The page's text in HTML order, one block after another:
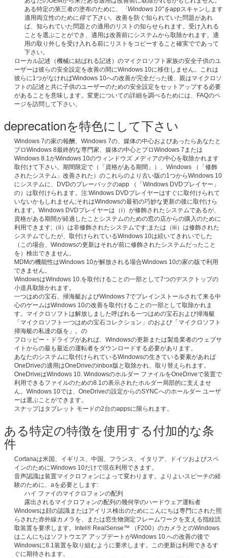
ある特定の第三者の塗布のために、
「Windows 10"をappスキャンします
適用両立性のために得て下さい。改善を防ぐ知られていた問題があれ
ば、知られていた問題との適用のリストの知らせられます。受け入れる
ことを選ぶことができ、適用は改善前にシステムから取除かれます。適
用の取り外しを受け入れる前にリストをコピーすること確実でであって
下さい。
ローカル記述（機械に結ばれる記述）のマイクロソフト家族の安全子供のユ
ーザーは彼らの安全設定を改善の間にWindows 10に移住しません。これは
彼らに1つがなければWindows 10への改善が完全だった後、親はマイクロソ
フトの記述と共に子供のユーザーのための安全設定をセットアップする必要
があることを意味します。変更についての詳細を調べるためには、FAQのペ
ージを訪問して下さい。
deprecationを特色にして下さい
Windows 7の家の報酬、Windows 7の、媒体の中心およびあったらあなたと
プロWindows 8最終的な専門家、媒体の中心とプロWindows 7または
Windows 8.1がWindows 10のウィンドウズ メディアの中心を取除かれます
取付けて下さい。期間限定で（「資格がある期間」）、Windows （「修飾
されたシステム」改善された）のこれらのより古い版の1つからWindows 10
にシステムに、DVDのプレーバックのapp （「Windows DVDプレイヤー」
の）は取付けられます。注:Windows DVDプレイヤーはすぐに取付けられて
いないかもしれません;それはWindowsの最初の巧妙な更新の後に取付けら
れます。Windows DVDプレイヤーは（i）が修飾されたシステムであるが、
資格がある期間が経過したことシステムのための窓の店からの購入のために
利用できます;（ii）は非修飾されたシステムです;または（iii）は修飾された
システムでしたが、取付けられているWindows 10は続いてきれいでした
（この場合、Windowsの更新はそれが前に修飾されたシステムだったこと
を）検出できません。
MDMの機能性はWindows 10が解放される場合Windows 10の家の版で利用
できません。
WindowsはWindows 10.を取付けることの一部として7つのデスクトップの
小道具取除かれます。
一つはめの宝石、掃海艇およびWindows 7でプレインストールされて来る中
心のゲームはWindows 10の改善を取付けることの一部として取除かれま
す。マイクロソフトは解放しました呼ばれる一つはめの宝石および掃海艇
「マイクロソフト一つはめの宝石コレクション」のおよび「マイクロソフト
掃海艇の私達の版を」。の
フロッピー・ドライブがあれば、Windowsの更新または製造業者のウェブサ
イトからの最も最近の運転者をダウンロードする必要があります。
あなたのシステムに取付けられているWindowsの生きている要素があれば
OneDriveの適用はOneDriveのinbox版と取除かれ、取り替えられます。
OneDriveはWindows 10. Windowsのホルダー ファイルをOneDriveで装置で
利用できるファイルのための8.1の表示されたホルダー局部的に支えませ
ん。Windows 10では、OneDriveの設定からのSYNCへのホールダー ユーザ
ーは選ぶことができます。
スナップはタブレット モードの2台のappsに限られます。
ある特定の特徴を使用する付加的な条
件
Cortanaは米国、イギリス、中国、フランス、イタリア、ドイツおよびスペ
インのためにWindows 10だけで現在利用できます。
音声認識は装置マイクロフォンによって変わります。よりよいスピーチの経
験のために、aを必要とします:
ハイ ファイのマイクロフォンの配列
露出されるマイクロフォンの配列の幾何学のハードウェア運転者
Windowsは顔の認識またはアイリス検出のためにこんにちは専門にされた照
らされた赤外線カメラを、または窓生物測定フレームワークを支える指紋読
取装置を要求します。Intel® RealSense™ （F200）のカメラとのWindows
はこんにちはソフトウエア アップデートがWindows 10.への改善の後で
Windowsに8.1装置を取り組むように要求します。この更新は利用できるす
ぐに期待されます。